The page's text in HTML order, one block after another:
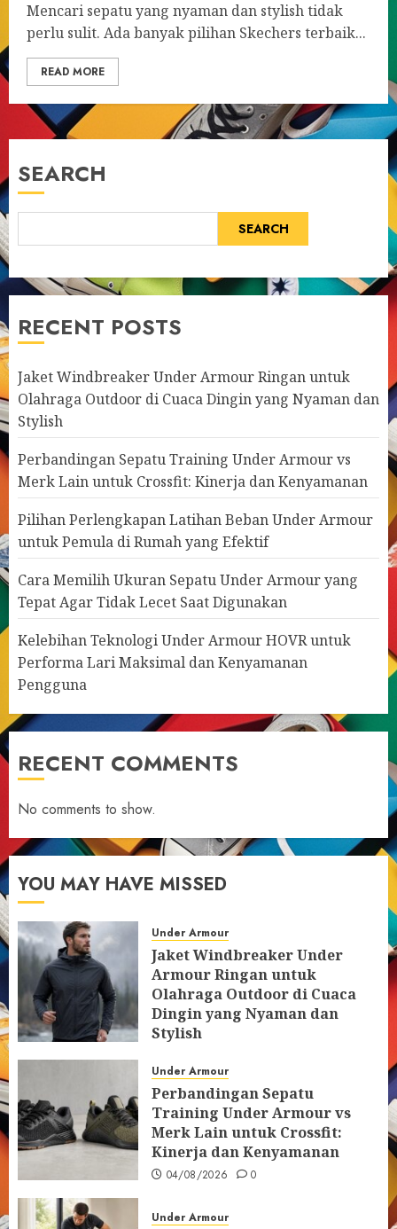
Mencari sepatu yang nyaman dan stylish tidak
perlu sulit. Ada banyak pilihan Skechers terbaik...
READ MORE
SEARCH
SEARCH
RECENT POSTS
Jaket Windbreaker Under Armour Ringan untuk
Olahraga Outdoor di Cuaca Dingin yang Nyaman dan
Stylish
Perbandingan Sepatu Training Under Armour vs
Merk Lain untuk Crossfit: Kinerja dan Kenyamanan
Pilihan Perlengkapan Latihan Beban Under Armour
untuk Pemula di Rumah yang Efektif
Cara Memilih Ukuran Sepatu Under Armour yang
Tepat Agar Tidak Lecet Saat Digunakan
Kelebihan Teknologi Under Armour HOVR untuk
Performa Lari Maksimal dan Kenyamanan
Pengguna
RECENT COMMENTS
No comments to show.
YOU MAY HAVE MISSED
Under Armour
Jaket Windbreaker Under
Armour Ringan untuk
Olahraga Outdoor di Cuaca
Dingin yang Nyaman dan
Stylish
Under Armour
Perbandingan Sepatu
Training Under Armour vs
Merk Lain untuk Crossfit:
Kinerja dan Kenyamanan
04/08/2026 0
Under Armour